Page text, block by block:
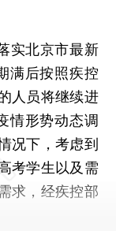
实北京市最新
满后按照疾控
人员将继续进
情形势动态调
况下，考虑到
考学生以及需
求，经疾控部